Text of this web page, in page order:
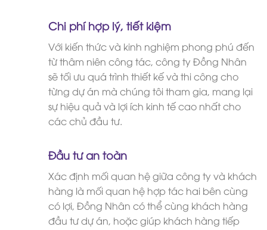
Chi phí hợp lý, tiết kiệm
Với kiến thức và kinh nghiệm phong phú đến
từ thâm niên công tác, công ty Đồng Nhân
sẽ tối ưu quá trình thiết kế và thi công cho
từng dự án mà chúng tôi tham gia, mang lại
sự hiệu quả và lợi ích kinh tế cao nhất cho
các chủ đầu tư.
Đầu tư an toàn
Xác định mối quan hệ giữa công ty và khách
hàng là mối quan hệ hợp tác hai bên cùng
có lợi, Đồng Nhân có thể cùng khách hàng
đầu tư dự án, hoặc giúp khách hàng tiếp